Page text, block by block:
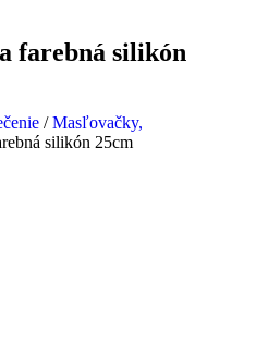
farebná silikón
/Masľovačky,
silikón 25cm